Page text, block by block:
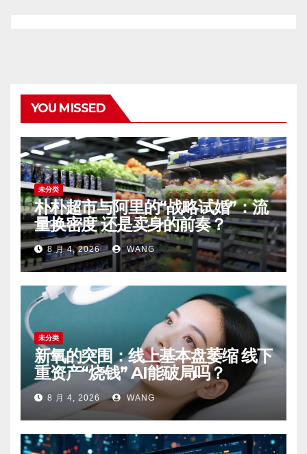
YOU MISSED
未分类
朴朴超市与阿里的“战略试婚”：流
量换密度 还是卖身的前奏？
8 月 4, 2026 WANG
未分类
新氧的突围：线上基本盘萎缩 线下
重资产“烧钱” AI能破局吗？
8 月 4, 2026 WANG